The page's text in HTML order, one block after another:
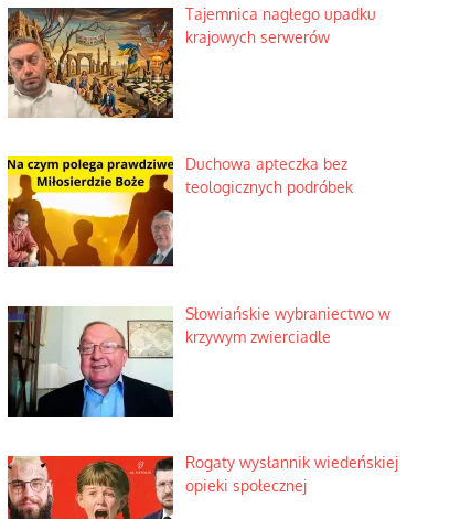
Tajemnica nagłego upadku
krajowych serwerów
Duchowa apteczka bez
teologicznych podróbek
Słowiańskie wybraniectwo w
krzywym zwierciadle
Rogaty wysłannik wiedeńskiej
opieki społecznej